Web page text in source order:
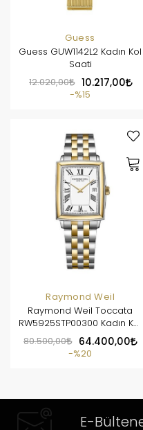
Guess
Guess GUW1142L2 Kadın Kol
Saati
12.020,00
10.217,00
%15
Raymond Weil
Raymond Weil Toccata
RW5925STP00300 Kadın Kol
Saati
80.500,00 64.400,00
%20
E-